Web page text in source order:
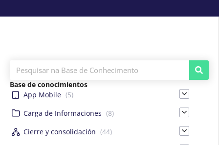
Base de conocimientos
App Mobile (5)
Carga de Informaciones (8)
Cierre y consolidación (44)